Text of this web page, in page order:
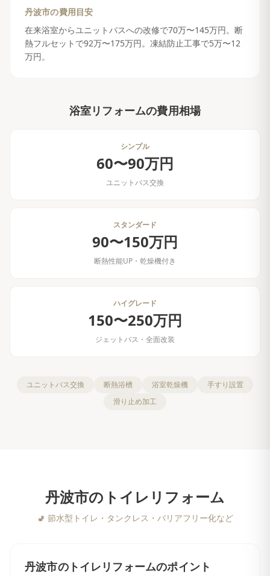
丹波市の費用目安
在来浴室からユニットバスへの改修で70万〜145万円。断
熱フルセットで92万〜175万円。凍結防止工事で5万〜12
万円。
浴室リフォームの費用相場
シンプル
60〜90万円
ユニットバス交換
スタンダード
90〜150万円
断熱性能UP・乾燥機付き
ハイグレード
150〜250万円
ジェットバス・全面改装
ユニットバス交換 断熱浴槽 浴室乾燥機
手すり設置
滑り止め加工
丹波市の トイレリフォーム
🚽 節水型トイレ・タンクレス・バリアフリー化など
丹波市のトイレリフォームのポイント